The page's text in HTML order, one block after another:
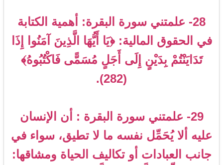
28- علمتني سورة البقرة: أهمية الكتابة
في الحقوق المالية: ﴿يَا أَيُّهَا الَّذِينَ آمَنُوا إِذَا
تَدَايَنْتُمْ بِدَيْنٍ إِلَى أَجَلٍ مُسَمًّى فَاكْتُبُوهُ﴾
(282).
29- علمتني سورة البقرة : أن الإنسان
عليه ألا يُحَمِّل نفسه ما لا تطيق، سواء في
جانب العبادات أو تكاليف الحياة ومشاقها: